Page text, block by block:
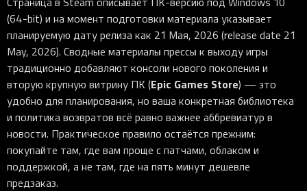
(64-bit) и на момент подготовки материала указывает
планируемую дату релиза как 21 Мая, 2026 (release date 21
May, 2026). Сводные материалы прессы к выходу игры
традиционно добавляют консоли нового поколения и
вторую крупную витрину ПК (Epic Games Store) — это
удобно для планирования, но ваша конкретная библиотека
и политика возвратов всё равно важнее аббревиатур в
новости. Практическое правило остаётся прежним:
покупайте там, где вам проще с патчами, облаком и
поддержкой, а не там, где на пять минут дешевле
предзаказ.